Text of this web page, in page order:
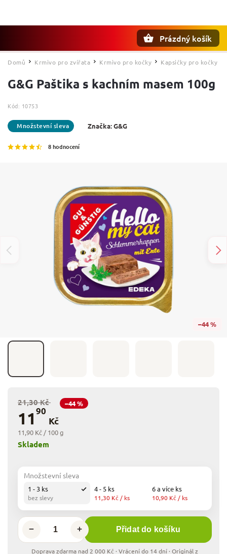
Prázdný košík
Domů / Krmivo pro zvířata / Krmivo pro kočky / Kapsičky pro kočky
G&G Paštika s kachním masem 100g
Kód: 10753
8 hodnocení
Značka:G&G
–44 %
21,30 Kč –44 %
11 90
Kč
11,90 Kč / 100 g
Množstevní sleva
1 - 3 ks
bez slevy
4 - 5 ks
11,30 Kč / ks
6 a více ks
10,90 Kč / ks
+
− Přidat do košíku
Skladem